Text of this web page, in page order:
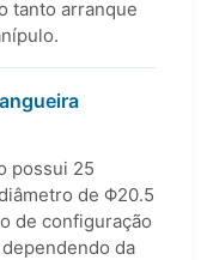
tanto arranque
possui 25
de Φ20.5
de configuração
da